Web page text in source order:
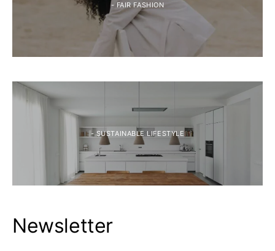
- FAIR FASHION
- SUSTAINABLE LIFESTYLE
Newsletter